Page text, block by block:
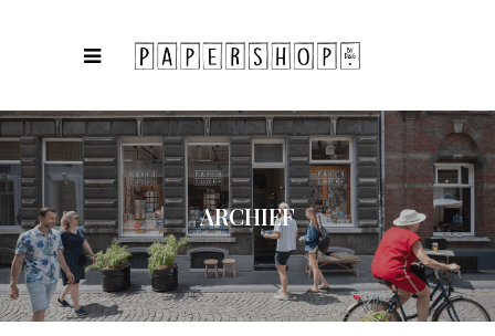
ARCHIEF